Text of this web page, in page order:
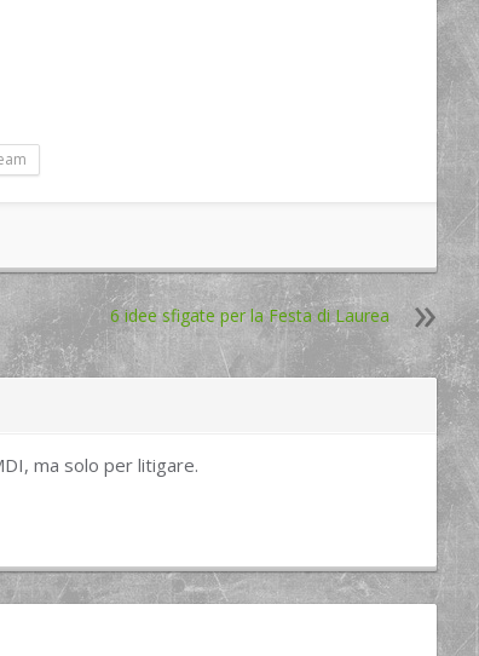
6 idee sfigate per la Festa di Laurea
ma solo per litigare.